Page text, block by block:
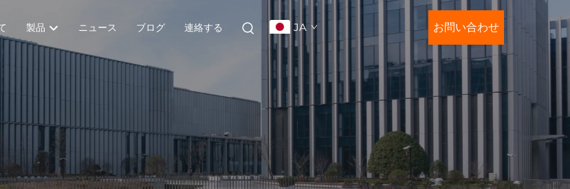
製品 ニュース ブログ 連絡する JA お問い合わせ